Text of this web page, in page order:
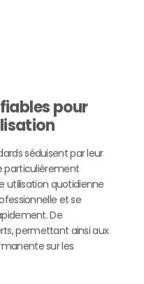
pour
séduisent par leur
particulièrement
utilisation quotidienne
et se
De
permettant ainsi aux
sur les